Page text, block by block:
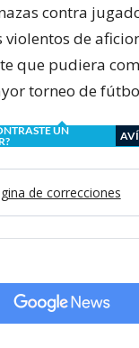
contra
de
que pudiera
torneo de
UN
de correcciones